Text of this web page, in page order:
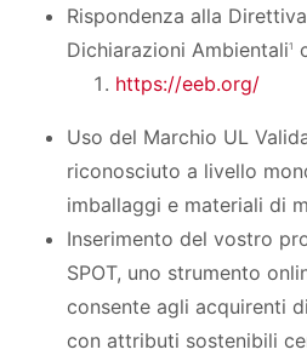
Rispondenza alla
Dichiarazioni Ambientali1
https://eeb.org/
Uso del Marchio UL
riconosciuto a livello
imballaggi e materiali di
Inserimento del vostro
SPOT, uno strumento
consente agli acquirenti
con attributi sostenibili